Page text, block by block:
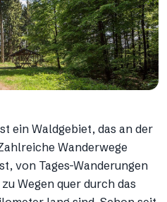
ein Waldgebiet, das an der
Wanderwege
von Tages-Wanderungen
Wegen quer durch das